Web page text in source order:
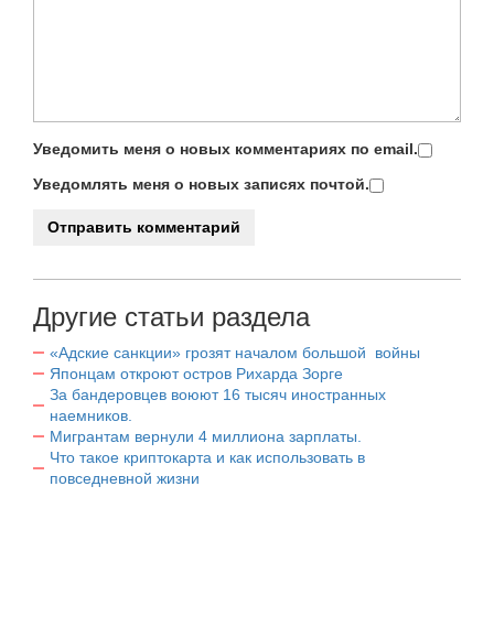
Уведомить меня о новых комментариях по email.
Уведомлять меня о новых записях почтой.
Другие статьи раздела
«Адские санкции» грозят началом большой войны
Японцам откроют остров Рихарда Зорге
За бандеровцев воюют 16 тысяч иностранных
наемников.
Мигрантам вернули 4 миллиона зарплаты.
Что такое криптокарта и как использовать в
повседневной жизни